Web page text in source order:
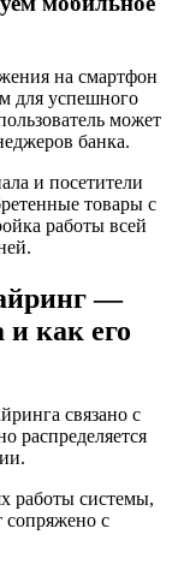
на смартфон
для успешного
может
банка.
и посетители
товары с
работы всей
—
и как его
связано с
распределяется
работы системы,
сопряжено с